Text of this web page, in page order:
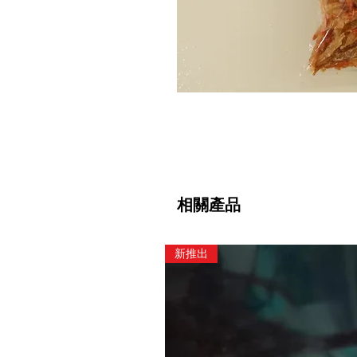
相關產品
新推出